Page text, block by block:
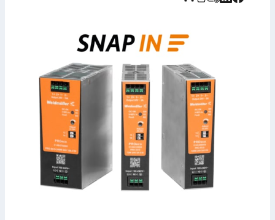
und per Klick sowie grünem Pusher als sicher
bereitgestellt.